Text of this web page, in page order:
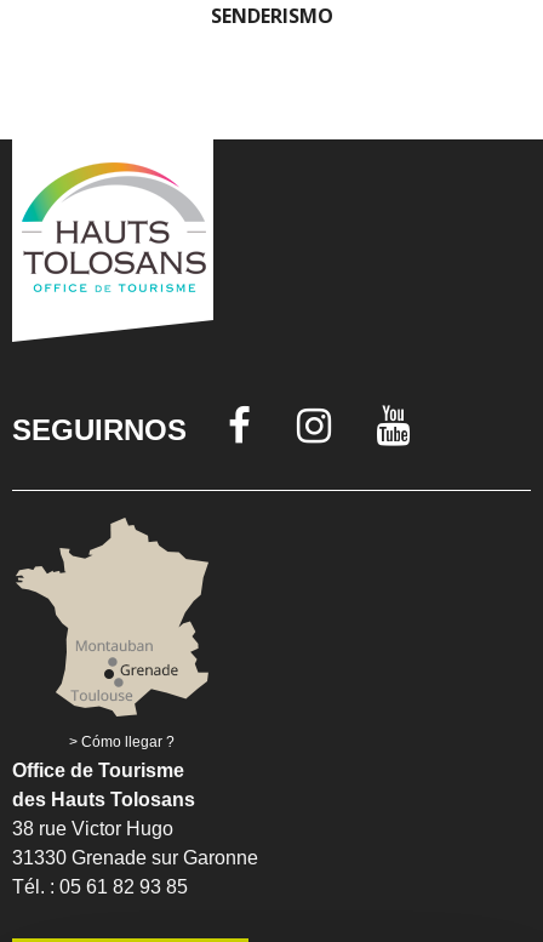
SENDERISMO
SEGUIRNOS
Cómo llegar ?
Office de Tourisme
des Hauts Tolosans
38 rue Victor Hugo
31330 Grenade sur Garonne
Tél. : 05 61 82 93 85